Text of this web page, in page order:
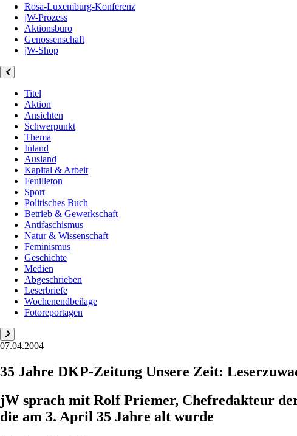
Rosa-Luxemburg-Konferenz
jW-Prozess
Aktionsbüro
Genossenschaft
jW-Shop
Titel
Aktion
Ansichten
Schwerpunkt
Thema
Inland
Ausland
Kapital & Arbeit
Feuilleton
Sport
Politisches Buch
Betrieb & Gewerkschaft
Antifaschismus
Natur & Wissenschaft
Feminismus
Geschichte
Medien
Abgeschrieben
Leserbriefe
Wochenendbeilage
Fotoreportagen
07.04.2004
35 Jahre DKP-Zeitung Unsere Zeit:
jW sprach mit Rolf Priemer, Chefredakteur
die am 3. April 35 Jahre alt wurde